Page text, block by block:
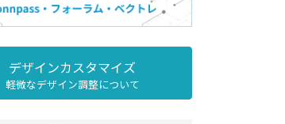
デザインカスタマイズ
軽微なデザイン調整について